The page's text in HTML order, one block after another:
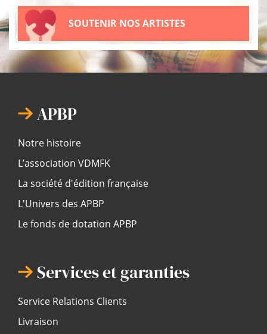
SOUTENIR NOS ARTISTES
APBP
Notre histoire
L’association VDMFK
La société d'édition française
L'Univers des APBP
Le fonds de dotation APBP
Services et garanties
Service Relations Clients
Livraison